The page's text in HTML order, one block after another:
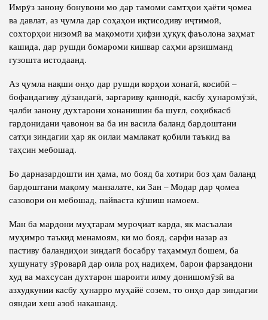
Имрӯз занону бонувони мо дар тамоми самтҳои ҳаёти ҷомеа
ва давлат, аз ҷумла дар соҳаҳои иқтисодиву иҷтимоӣ,
сохторҳои низомӣ ва мақомоти ҳифзи ҳуқуқ фаъолона заҳмат
кашида, дар рушди бомароми кишвар саҳми арзишманд
гузошта истодаанд.
Аз ҷумла нақши онҳо дар рушди корҳои хонагӣ, косибӣ –
бофандагиву дӯзандагӣ, заргариву қаннодӣ, касбу ҳунаромӯзӣ,
ҷалби занону духтарони хонанишин ба шуғл, соҳибкасб
гардонидани ҷавонон ва ба ин васила баланд бардоштани
сатҳи зиндагии ҳар як оилаи мамлакат қобили таъкид ва
таҳсин мебошад.
Бо дарназардошти ин ҳама, мо бояд ба хотири боз ҳам баланд
бардоштани мақому манзалате, ки Зан – Модар дар ҷомеа
сазовори он мебошад, пайваста кӯшиш намоем.
Ман ба мардони муҳтарам муроҷиат карда, як масъалаи
муҳимро таъкид менамоям, ки мо бояд, сарфи назар аз
пастиву баландиҳои зиндагӣ босабру таҳаммул бошем, ба
хушунату зӯроварӣ дар оила роҳ надиҳем, барои фарзандони
худ ва махсусан духтарон шароити илму донишомӯзӣ ва
азхудкунии касбу ҳунарро муҳайё созем, то онҳо дар зиндагии
ояндаи хеш азоб накашанд.